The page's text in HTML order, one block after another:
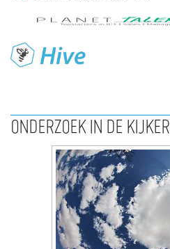
ONDERZOEK IN DE KIJKER